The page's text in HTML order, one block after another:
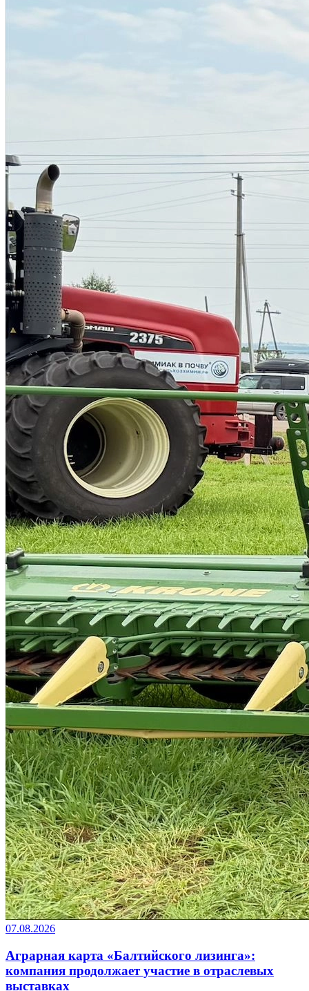
07.08.2026
Аграрная карта «Балтийского лизинга»:
компания продолжает участие в отраслевых
выставках